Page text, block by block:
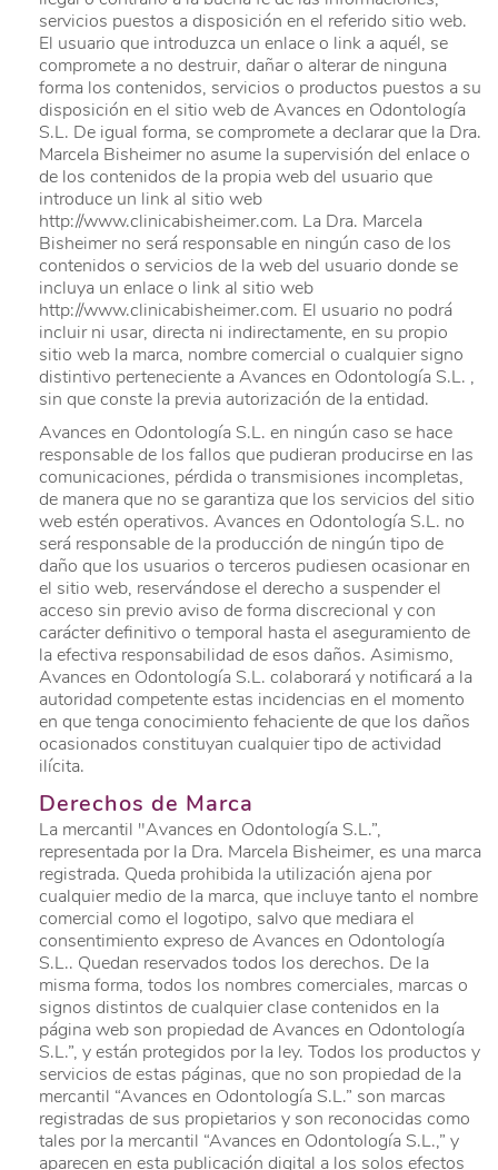
servicios puestos a disposición en el referido sitio web.
El usuario que introduzca un enlace o link a aquél, se
compromete a no destruir, dañar o alterar de ninguna
forma los contenidos, servicios o productos puestos a su
disposición en el sitio web de Avances en Odontología
S.L. De igual forma, se compromete a declarar que la Dra.
Marcela Bisheimer no asume la supervisión del enlace o
de los contenidos de la propia web del usuario que
introduce un link al sitio web
http://www.clinicabisheimer.com. La Dra. Marcela
Bisheimer no será responsable en ningún caso de los
contenidos o servicios de la web del usuario donde se
incluya un enlace o link al sitio web
http://www.clinicabisheimer.com. El usuario no podrá
incluir ni usar, directa ni indirectamente, en su propio
sitio web la marca, nombre comercial o cualquier signo
distintivo perteneciente a Avances en Odontología S.L. ,
sin que conste la previa autorización de la entidad.
Avances en Odontología S.L. en ningún caso se hace
responsable de los fallos que pudieran producirse en las
comunicaciones, pérdida o transmisiones incompletas,
de manera que no se garantiza que los servicios del sitio
web estén operativos. Avances en Odontología S.L. no
será responsable de la producción de ningún tipo de
daño que los usuarios o terceros pudiesen ocasionar en
el sitio web, reservándose el derecho a suspender el
acceso sin previo aviso de forma discrecional y con
carácter definitivo o temporal hasta el aseguramiento de
la efectiva responsabilidad de esos daños. Asimismo,
Avances en Odontología S.L. colaborará y notificará a la
autoridad competente estas incidencias en el momento
en que tenga conocimiento fehaciente de que los daños
ocasionados constituyan cualquier tipo de actividad
ilícita.
Derechos de Marca
La mercantil "Avances en Odontología S.L.”,
representada por la Dra. Marcela Bisheimer, es una marca
registrada. Queda prohibida la utilización ajena por
cualquier medio de la marca, que incluye tanto el nombre
comercial como el logotipo, salvo que mediara el
consentimiento expreso de Avances en Odontología
S.L.. Quedan reservados todos los derechos. De la
misma forma, todos los nombres comerciales, marcas o
signos distintos de cualquier clase contenidos en la
página web son propiedad de Avances en Odontología
S.L.”, y están protegidos por la ley. Todos los productos y
servicios de estas páginas, que no son propiedad de la
mercantil “Avances en Odontología S.L.” son marcas
registradas de sus propietarios y son reconocidas como
tales por la mercantil “Avances en Odontología S.L.,” y
aparecen en esta publicación digital a los solos efectos